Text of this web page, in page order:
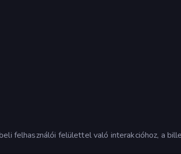
felhasználói felülettel való interakcióhoz, a